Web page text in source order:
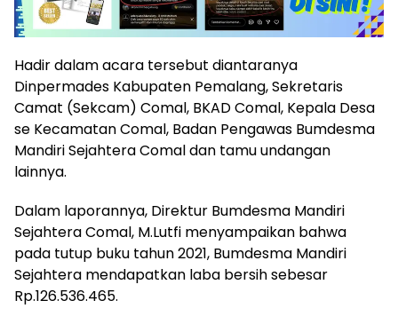
Hadir dalam acara tersebut diantaranya
Dinpermades Kabupaten Pemalang, Sekretaris
Camat (Sekcam) Comal, BKAD Comal, Kepala Desa
se Kecamatan Comal, Badan Pengawas Bumdesma
Mandiri Sejahtera Comal dan tamu undangan
lainnya.
Dalam laporannya, Direktur Bumdesma Mandiri
Sejahtera Comal, M.Lutfi menyampaikan bahwa
pada tutup buku tahun 2021, Bumdesma Mandiri
Sejahtera mendapatkan laba bersih sebesar
Rp.126.536.465.